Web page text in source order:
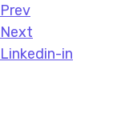
Prev
Next
Linkedin-in